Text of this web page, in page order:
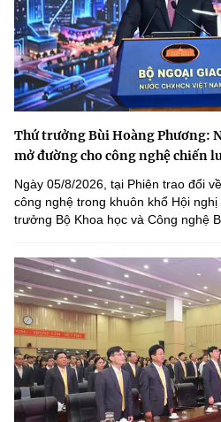
Thứ trưởng Bùi Hoàng Phương:
mở đường cho công nghệ chiến
Ngày 05/8/2026, tại Phiên trao đổi
công nghệ trong khuôn khổ Hội
trưởng Bộ Khoa học và Công nghệ